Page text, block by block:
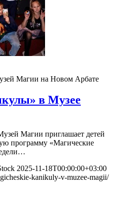
Магии на Новом Арбате
в Музее
Магии приглашает детей
программу «Магические
2025-11-18T00:00:00+03:00
kanikuly-v-muzee-magii/